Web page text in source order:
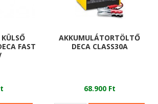
FAST
AKKUMULÁTORTÖLTŐ
DECA CLASS30A
68.900 Ft